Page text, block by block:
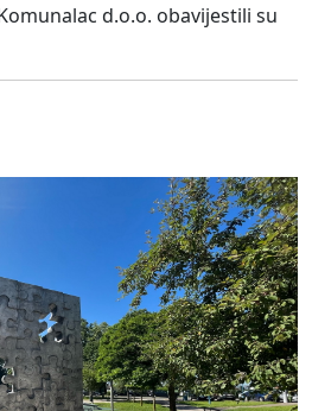
d.o.o. obavijestili su